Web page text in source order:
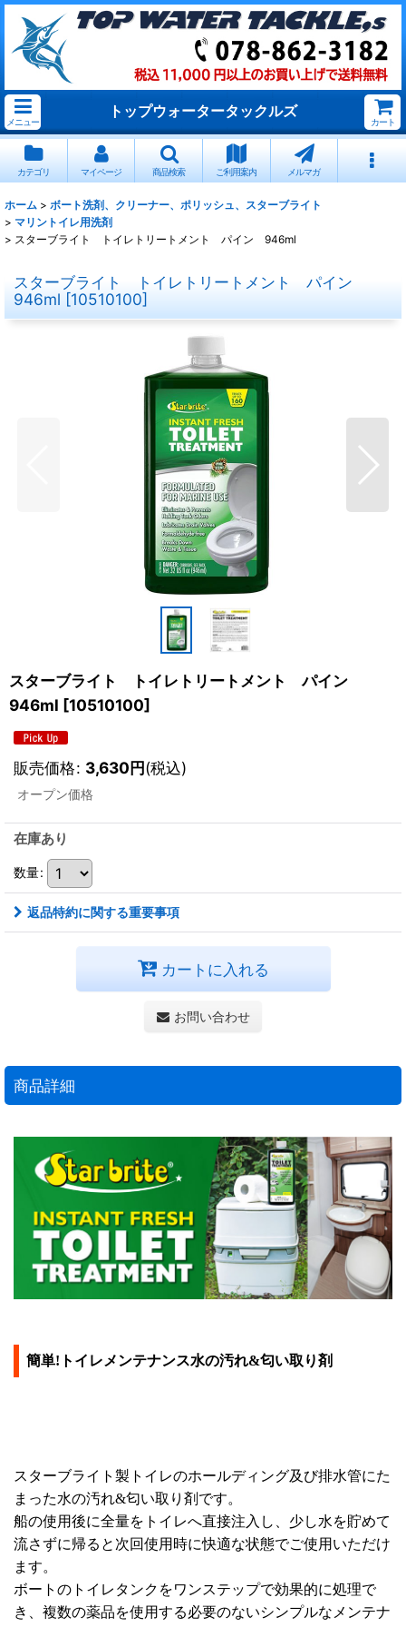
メニュー
トップウォータータックルズ
カート
カテゴリ マイページ 商品検索 ご利用案内 メルマガ
ホーム > ボート洗剤、クリーナー、ポリッシュ、スターブライト
> マリントイレ用洗剤
> スターブライト トイレトリートメント パイン 946ml
スターブライト トイレトリートメント パイン
946ml [10510100]
スターブライト トイレトリートメント パイン
946ml [10510100]
販売価格: 3,630円(税込)
オープン価格
在庫あり
数量:
返品特約に関する重要事項
カートに入れる
お問い合わせ
商品詳細
簡単!トイレメンテナンス水の汚れ&匂い取り剤
スターブライト製トイレのホールディング及び排水管にた
まった水の汚れ&匂い取り剤です。
船の使用後に全量をトイレへ直接注入し、少し水を貯めて
流さずに帰ると次回使用時に快適な状態でご使用いただけ
ます。
ボートのトイレタンクをワンステップで効果的に処理で
き、複数の薬品を使用する必要のないシンプルなメンテナ